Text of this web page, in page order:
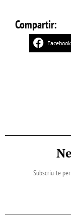
Compartir:
Facebook
Subscriu-te